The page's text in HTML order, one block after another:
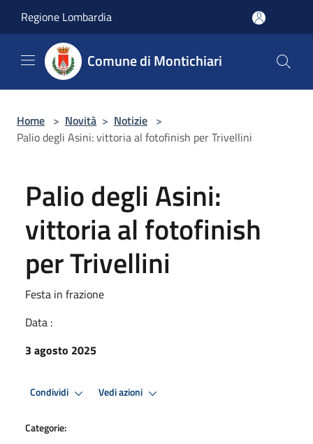
Regione Lombardia
Comune di Montichiari
Home > Novità > Notizie >
Palio degli Asini: vittoria al fotofinish per Trivellini
Palio degli Asini:
vittoria al fotofinish
per Trivellini
Festa in frazione
Data :
3 agosto 2025
Condividi Vedi azioni
Categorie: